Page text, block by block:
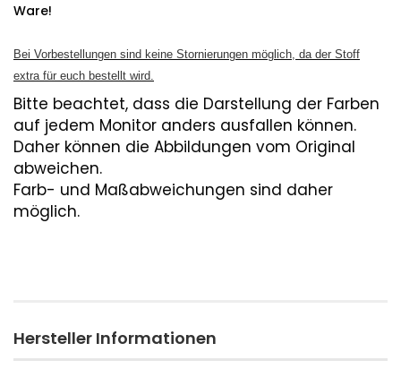
Ware!
Bei Vorbestellungen sind keine Stornierungen möglich, da der Stoff
extra für euch bestellt wird.
Bitte beachtet, dass die Darstellung der Farben
auf jedem Monitor anders ausfallen können.
Daher können die Abbildungen vom Original
abweichen.
Farb- und Maßabweichungen sind daher
möglich.
Hersteller Informationen